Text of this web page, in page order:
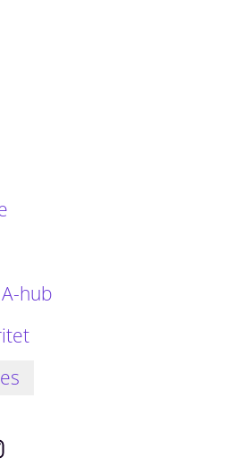
hub